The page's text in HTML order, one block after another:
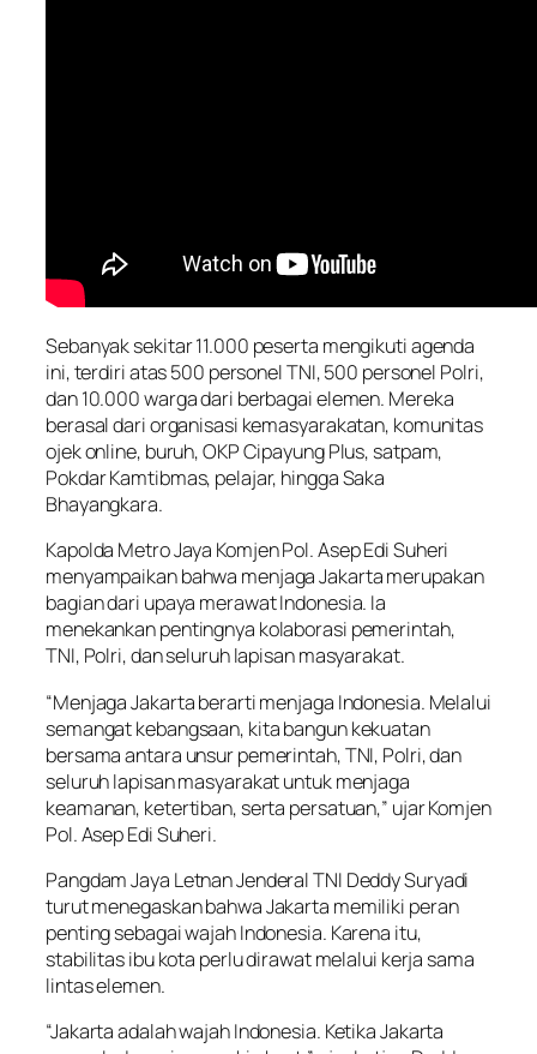
Sebanyak sekitar 11.000 peserta mengikuti agenda
ini, terdiri atas 500 personel TNI, 500 personel Polri,
dan 10.000 warga dari berbagai elemen. Mereka
berasal dari organisasi kemasyarakatan, komunitas
ojek online, buruh, OKP Cipayung Plus, satpam,
Pokdar Kamtibmas, pelajar, hingga Saka
Bhayangkara.
Kapolda Metro Jaya Komjen Pol. Asep Edi Suheri
menyampaikan bahwa menjaga Jakarta merupakan
bagian dari upaya merawat Indonesia. Ia
menekankan pentingnya kolaborasi pemerintah,
TNI, Polri, dan seluruh lapisan masyarakat.
“Menjaga Jakarta berarti menjaga Indonesia. Melalui
semangat kebangsaan, kita bangun kekuatan
bersama antara unsur pemerintah, TNI, Polri, dan
seluruh lapisan masyarakat untuk menjaga
keamanan, ketertiban, serta persatuan,” ujar Komjen
Pol. Asep Edi Suheri.
Pangdam Jaya Letnan Jenderal TNI Deddy Suryadi
turut menegaskan bahwa Jakarta memiliki peran
penting sebagai wajah Indonesia. Karena itu,
stabilitas ibu kota perlu dirawat melalui kerja sama
lintas elemen.
“Jakarta adalah wajah Indonesia. Ketika Jakarta